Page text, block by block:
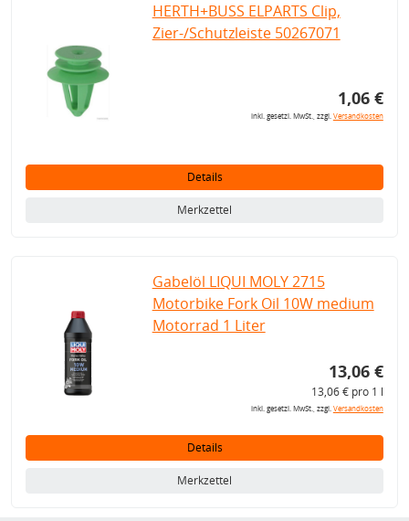
HERTH+BUSS ELPARTS Clip,
Zier-/Schutzleiste 50267071
1,06 €
inkl. gesetzl. MwSt., zzgl.Versandkosten
Details
Merkzettel
Gabelöl LIQUI MOLY 2715
Motorbike Fork Oil 10W medium
Motorrad 1 Liter
13,06 €
13,06 € pro 1 l
inkl. gesetzl. MwSt., zzgl.Versandkosten
Details
Merkzettel